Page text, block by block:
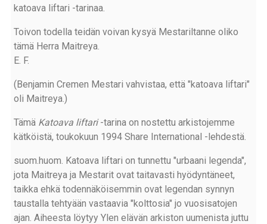
katoava liftari -tarinaa.
Toivon todella teidän voivan kysyä Mestariltanne oliko
tämä Herra Maitreya.
E. F.
(Benjamin Cremen Mestari vahvistaa, että "katoava liftari"
oli Maitreya.)
Tämä Katoava liftari-tarina on nostettu arkistojemme
kätköistä, toukokuun 1994 Share International -lehdestä.
suom.huom. Katoava liftari on tunnettu "urbaani legenda",
jota Maitreya ja Mestarit ovat taitavasti hyödyntäneet,
taikka ehkä todennäköisemmin ovat legendan synnyn
taustalla tehtyään vastaavia "kolttosia" jo vuosisatojen
ajan. Aiheesta löytyy Ylen elävän arkiston uumenista juttu